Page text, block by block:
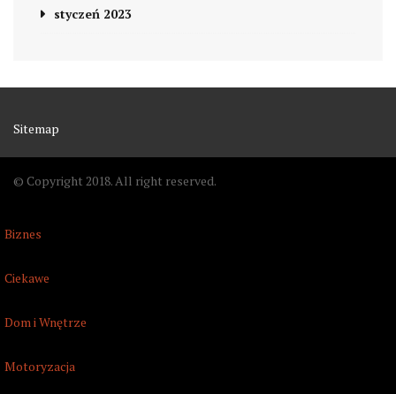
styczeń 2023
Sitemap
© Copyright 2018. All right reserved.
Biznes
Ciekawe
Dom i Wnętrze
Motoryzacja